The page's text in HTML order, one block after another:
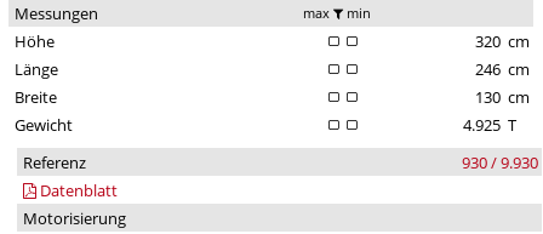
Messungen
max min
Höhe 320 cm
Länge
246 cm
Breite
130 cm
Gewicht
4.925 T
Referenz
930 / 9.930
Datenblatt
Motorisierung